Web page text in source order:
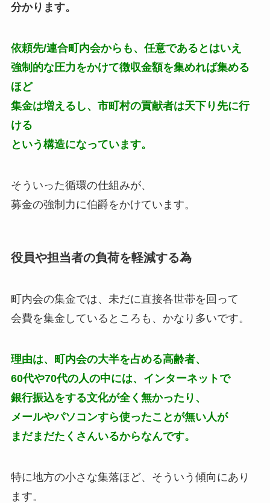
分かります。
依頼先/連合町内会からも、任意であるとはいえ
強制的な圧力をかけて徴収金額を集めれば集める
ほど
集金は増えるし、市町村の貢献者は天下り先に行
ける
という構造になっています。
そういった循環の仕組みが、
募金の強制力に伯爵をかけています。
役員や担当者の負荷を軽減する為
町内会の集金では、未だに直接各世帯を回って
会費を集金しているところも、かなり多いです。
理由は、町内会の大半を占める高齢者、
60代や70代の人の中には、インターネットで
銀行振込をする文化が全く無かったり、
メールやパソコンすら使ったことが無い人が
まだまだたくさんいるからなんです。
特に地方の小さな集落ほど、そういう傾向にあり
ます。